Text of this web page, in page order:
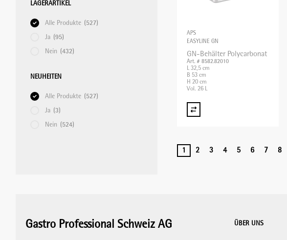
LAGERARTIKEL
Alle Produkte (527)
Ja (95)
Nein (432)
NEUHEITEN
Alle Produkte (527)
Ja (3)
Nein (524)
APS
EASYLINE GN
GN-Behälter Polycarbonat
Art. # 8582.82010
L 32,5 cm
B 53 cm
H 20 cm
Vol. 26 L
1 2 3 4 5 6 7 8
ÜBER UNS
Gastro Professional Schweiz AG